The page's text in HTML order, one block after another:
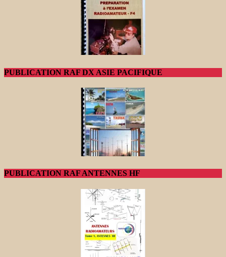
PUBLICATION RAF DX ASIE PACIFIQUE
PUBLICATION RAF ANTENNES HF